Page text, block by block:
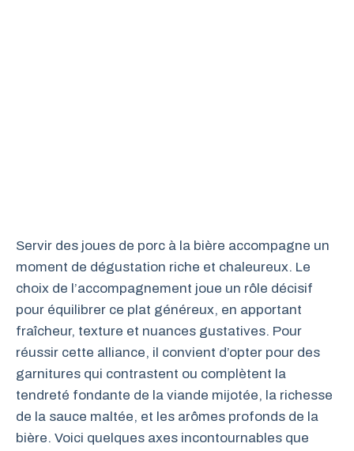
Servir des joues de porc à la bière accompagne un
moment de dégustation riche et chaleureux. Le
choix de l’accompagnement joue un rôle décisif
pour équilibrer ce plat généreux, en apportant
fraîcheur, texture et nuances gustatives. Pour
réussir cette alliance, il convient d’opter pour des
garnitures qui contrastent ou complètent la
tendreté fondante de la viande mijotée, la richesse
de la sauce maltée, et les arômes profonds de la
bière. Voici quelques axes incontournables que